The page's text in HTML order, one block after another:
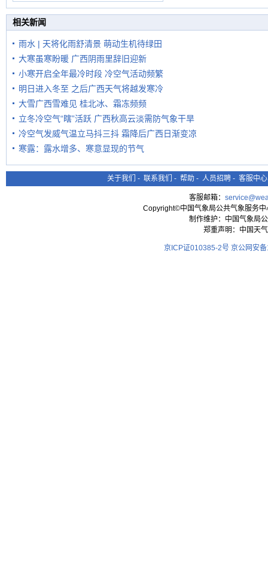
在堤岸见证汛况
相关新闻
雨水 | 天将化雨舒清景 萌动生机待绿田
大寒虽寒盼暖 广西阴雨里辞旧迎新
小寒开启全年最冷时段 冷空气活动频繁
明日进入冬至 之后广西天气将越发寒冷
大雪广西雪难见 桂北冰、霜冻频频
立冬冷空气“瞎”活跃 广西秋高云淡需防气象干旱
冷空气发威气温立马抖三抖 霜降后广西日渐变凉
寒露：露水增多、寒意显现的节气
关于我们 - 联系我们 - 帮助 - 人员招聘 - 客服中心
客服邮箱：
Copyright©中国气象局公共气象服务
制作维护：中国气象局
郑重声明：中国天
京ICP证010385-2号 京公网安